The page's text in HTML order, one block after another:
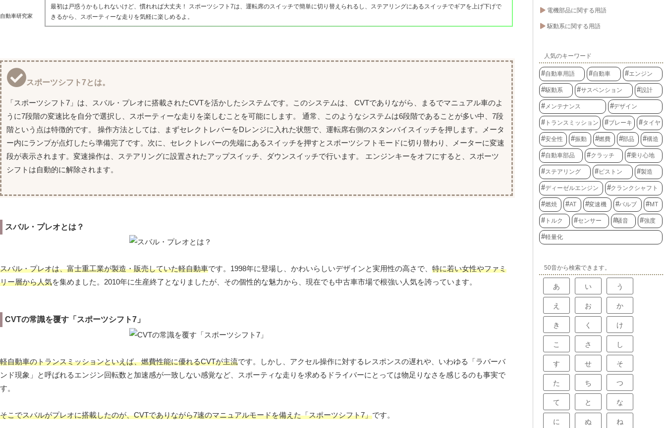
自動車研究家
最初は戸惑うかもしれないけど、慣れれば大丈夫！ スポーツシフト7は、運転席のスイッチで簡単に切り替えられるし、ステアリングにあるスイッチでギアを上げ下げで
きるから、スポーティーな走りを気軽に楽しめるよ。
スポーツシフト7とは。
「スポーツシフト7」は、スバル・プレオに搭載されたCVTを活かしたシステムです。このシステムは、 CVTでありながら、まるでマニュアル車のよ
うに7段階の変速比を自分で選択し、スポーティーな走りを楽しむことを可能にします。 通常、このようなシステムは6段階であることが多い中、7段
階という点は特徴的です。 操作方法としては、まずセレクトレバーをDレンジに入れた状態で、運転席右側のスタンバイスイッチを押します。メータ
ー内にランプが点灯したら準備完了です。次に、セレクトレバーの先端にあるスイッチを押すとスポーツシフトモードに切り替わり、メーターに変速
段が表示されます。変速操作は、ステアリングに設置されたアップスイッチ、ダウンスイッチで行います。 エンジンキーをオフにすると、スポーツ
シフトは自動的に解除されます。
スバル・プレオとは？
スバル・プレオは、富士重工業が製造・販売していた軽自動車です。1998年に登場し、かわいらしいデザインと実用性の高さで、 特に若い女性やファミ
リー層から人気を集めました。2010年に生産終了となりましたが、その個性的な魅力から、現在でも中古車市場で根強い人気を誇っています。
CVTの常識を覆す「スポーツシフト7」
軽自動車のトランスミッションといえば、燃費性能に優れるCVTが主流です。しかし、アクセル操作に対するレスポンスの遅れや、いわゆる「ラバーバ
ンド現象」と呼ばれるエンジン回転数と加速感が一致しない感覚など、スポーティな走りを求めるドライバーにとっては物足りなさを感じるのも事実で
す。
そこでスバルがプレオに搭載したのが、CVTでありながら7速のマニュアルモードを備えた「スポーツシフト7」です。
電機部品に関する用語
駆動系に関する用語
人気のキーワード
自動車用語 自動車 エンジン
駆動系 サスペンション 設計
メンテナンス デザイン
トランスミッション ブレーキ タイヤ
安全性 振動 燃費 部品 構造
自動車部品 クラッチ 乗り心地
ステアリング ピストン 製造
ディーゼルエンジン クランクシャフト
燃焼 AT 変速機 バルブ MT
トルク センサー 騒音 強度
軽量化
50音から検索できます。
あ い う
え お か
き く け
こ さ し
す せ そ
た ち つ
て と な
に ぬ ね